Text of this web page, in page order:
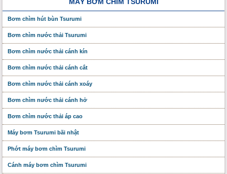
Bơm chìm hút bùn Tsurumi
Bơm chìm nước thải Tsurumi
Bơm chìm nước thải cánh kín
Bơm chìm nước thải cánh cắt
Bơm chìm nước thải cánh xoáy
Bơm chìm nước thải cánh hở
Bơm chìm nước thải áp cao
Máy bơm Tsurumi bãi nhật
Phớt máy bơm chìm Tsurumi
Cánh máy bơm chìm Tsurumi